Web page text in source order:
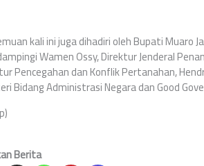
kali ini juga dihadiri oleh Bupati Muaro
Wamen Ossy, Direktur Jenderal
Pencegahan dan Konflik Pertanahan,
Bidang Administrasi Negara dan Good
Berita